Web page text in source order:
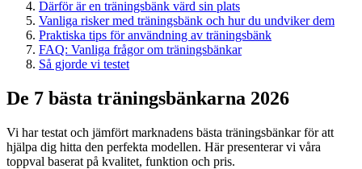
Därför är en träningsbänk värd sin plats
Vanliga risker med träningsbänk och hur du undviker dem
Praktiska tips för användning av träningsbänk
FAQ: Vanliga frågor om träningsbänkar
Så gjorde vi testet
De 7 bästa träningsbänkarna 2026
Vi har testat och jämfört marknadens bästa träningsbänkar för att
hjälpa dig hitta den perfekta modellen. Här presenterar vi våra
toppval baserat på kvalitet, funktion och pris.